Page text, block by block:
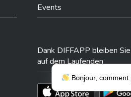
Events
Dank DIFFAPP bleiben
auf dem Laufenden
Téléchargez l'app sur l'App
Bonjour,